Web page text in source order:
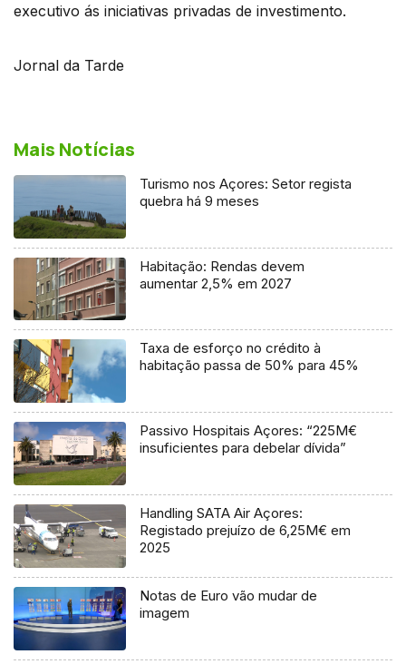
executivo ás iniciativas privadas de investimento.
Jornal da Tarde
Mais Notícias
Turismo nos Açores: Setor regista
quebra há 9 meses
Habitação: Rendas devem
aumentar 2,5% em 2027
Taxa de esforço no crédito à
habitação passa de 50% para 45%
Passivo Hospitais Açores: “225M€
insuficientes para debelar dívida”
Handling SATA Air Açores:
Registado prejuízo de 6,25M€ em
2025
Notas de Euro vão mudar de
imagem